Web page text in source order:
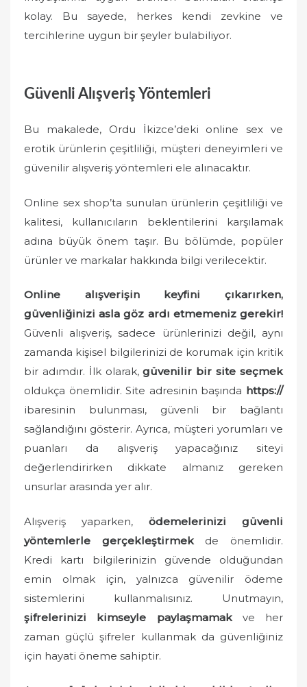
kolay. Bu sayede, herkes kendi zevkine ve
tercihlerine uygun bir şeyler bulabiliyor.
Güvenli Alışveriş Yöntemleri
Bu makalede, Ordu İkizce’deki online sex ve
erotik ürünlerin çeşitliliği, müşteri deneyimleri ve
güvenilir alışveriş yöntemleri ele alınacaktır.
Online sex shop’ta sunulan ürünlerin çeşitliliği ve
kalitesi, kullanıcıların beklentilerini karşılamak
adına büyük önem taşır. Bu bölümde, popüler
ürünler ve markalar hakkında bilgi verilecektir.
Online alışverişin keyfini çıkarırken,
güvenliğinizi asla göz ardı etmemeniz gerekir!
Güvenli alışveriş, sadece ürünlerinizi değil, aynı
zamanda kişisel bilgilerinizi de korumak için kritik
bir adımdır. İlk olarak,güvenilir bir site seçmek
oldukça önemlidir. Site adresinin başında https://
ibaresinin bulunması, güvenli bir bağlantı
sağlandığını gösterir. Ayrıca, müşteri yorumları ve
puanları da alışveriş yapacağınız siteyi
değerlendirirken dikkate almanız gereken
unsurlar arasında yer alır.
Alışveriş yaparken, ödemelerinizi güvenli
yöntemlerle gerçekleştirmekde önemlidir.
Kredi kartı bilgilerinizin güvende olduğundan
emin olmak için, yalnızca güvenilir ödeme
sistemlerini kullanmalısınız. Unutmayın,
şifrelerinizi kimseyle paylaşmamakve her
zaman güçlü şifreler kullanmak da güvenliğiniz
için hayati öneme sahiptir.